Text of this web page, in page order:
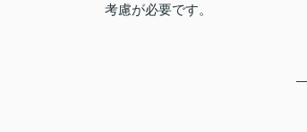
考慮が必要です。